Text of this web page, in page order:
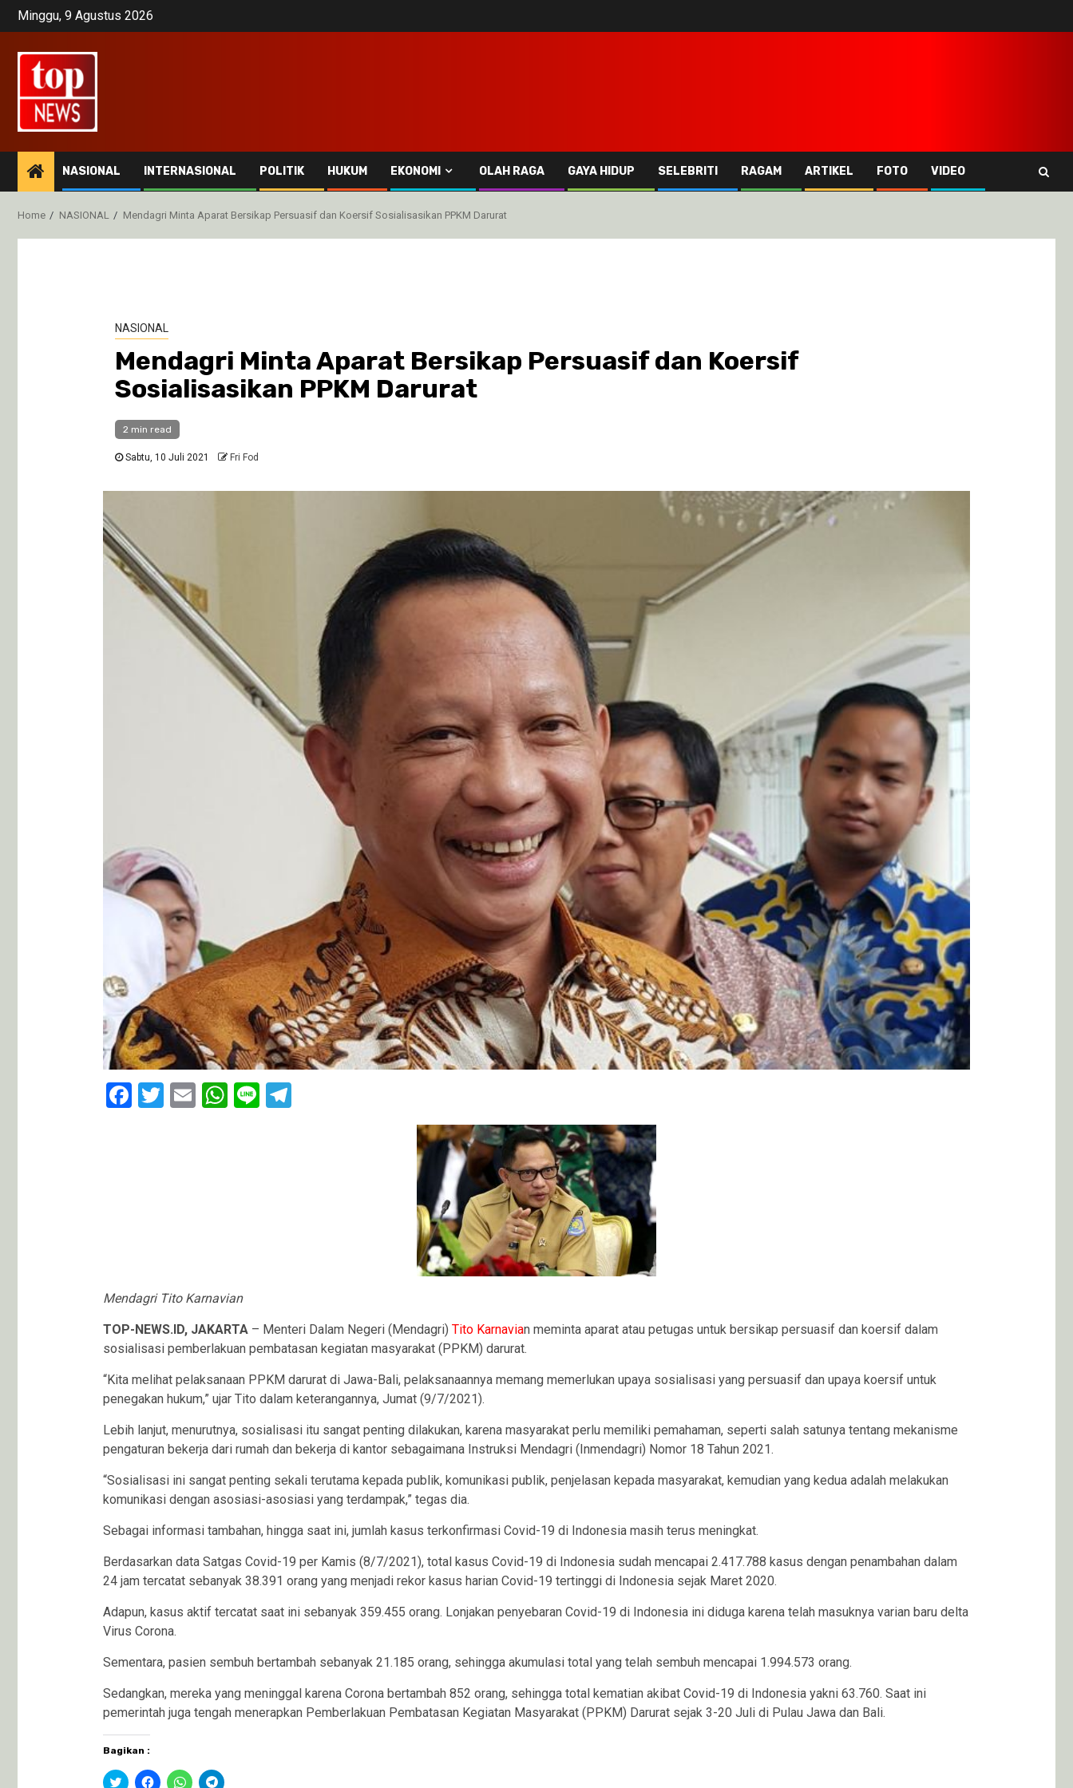
SkipMinggu, 9 Agustus 2026
NASIONAL INTERNASIONAL POLITIK HUKUM EKONOMI OLAH RAGA GAYA HIDUP SELEBRITI RAGAM ARTIKEL FOTO VIDEO
Home NASIONAL Mendagri Minta Aparat Bersikap Persuasif dan Koersif Sosialisasikan PPKM Darurat
NASIONAL
Mendagri Minta Aparat Bersikap Persuasif dan Koersif
Sosialisasikan PPKM Darurat
2 min read
Sabtu, 10 Juli 2021 Fri Fod
Facebook
Twitter
EmailWhatsApp
LineTelegram
Mendagri Tito Karnavian
TOP-NEWS.ID, JAKARTA– Menteri Dalam Negeri (Mendagri) Tito Karnavian meminta aparat atau petugas untuk bersikap persuasif dan koersif dalam
sosialisasi pemberlakuan pembatasan kegiatan masyarakat (PPKM) darurat.
“Kita melihat pelaksanaan PPKM darurat di Jawa-Bali, pelaksanaannya memang memerlukan upaya sosialisasi yang persuasif dan upaya koersif untuk
penegakan hukum,” ujar Tito dalam keterangannya, Jumat (9/7/2021).
Lebih lanjut, menurutnya, sosialisasi itu sangat penting dilakukan, karena masyarakat perlu memiliki pemahaman, seperti salah satunya tentang mekanisme
pengaturan bekerja dari rumah dan bekerja di kantor sebagaimana Instruksi Mendagri (Inmendagri) Nomor 18 Tahun 2021.
“Sosialisasi ini sangat penting sekali terutama kepada publik, komunikasi publik, penjelasan kepada masyarakat, kemudian yang kedua adalah melakukan
komunikasi dengan asosiasi-asosiasi yang terdampak,” tegas dia.
Sebagai informasi tambahan, hingga saat ini, jumlah kasus terkonfirmasi Covid-19 di Indonesia masih terus meningkat.
Berdasarkan data Satgas Covid-19 per Kamis (8/7/2021), total kasus Covid-19 di Indonesia sudah mencapai 2.417.788 kasus dengan penambahan dalam
24 jam tercatat sebanyak 38.391 orang yang menjadi rekor kasus harian Covid-19 tertinggi di Indonesia sejak Maret 2020.
Adapun, kasus aktif tercatat saat ini sebanyak 359.455 orang. Lonjakan penyebaran Covid-19 di Indonesia ini diduga karena telah masuknya varian baru delta
Virus Corona.
Sementara, pasien sembuh bertambah sebanyak 21.185 orang, sehingga akumulasi total yang telah sembuh mencapai 1.994.573 orang.
Sedangkan, mereka yang meninggal karena Corona bertambah 852 orang, sehingga total kematian akibat Covid-19 di Indonesia yakni 63.760. Saat ini
pemerintah juga tengah menerapkan Pemberlakuan Pembatasan Kegiatan Masyarakat (PPKM) Darurat sejak 3-20 Juli di Pulau Jawa dan Bali.
Bagikan :
Klik Klik Klik Klik